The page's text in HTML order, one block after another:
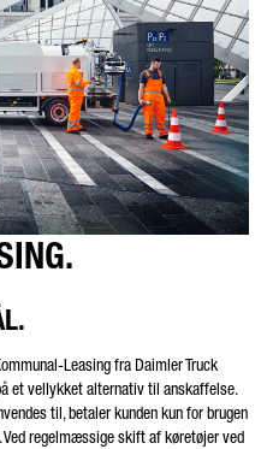
Leasing fra Daimler Truck
et vellykket alternativ til anskaffelse.
til, betaler kunden kun for brugen
regelmæssige skift af køretøjer ved